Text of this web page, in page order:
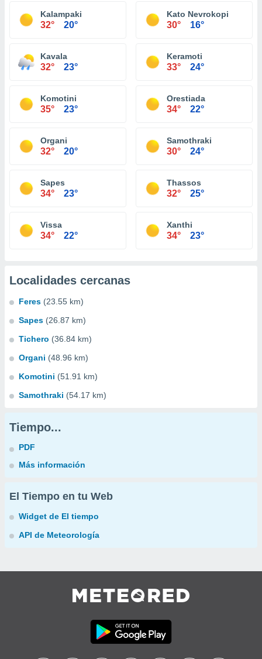
Kalampaki
32° 20°
Kato Nevrokopi
30° 16°
Kavala
32° 23°
Keramoti
33° 24°
Komotini
35° 23°
Orestiada
34° 22°
Organi
32° 20°
Samothraki
30° 24°
Sapes
34° 23°
Thassos
32° 25°
Vissa
34° 22°
Xanthi
34° 23°
Localidades cercanas
Feres (23.55 km)
Sapes (26.87 km)
Tichero (36.84 km)
Organi (48.96 km)
Komotini (51.91 km)
Samothraki (54.17 km)
Tiempo...
PDF
Más información
El Tiempo en tu Web
Widget de El tiempo
API de Meteorología